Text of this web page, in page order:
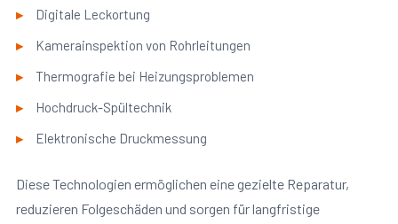
Digitale Leckortung
Kamerainspektion von Rohrleitungen
Thermografie bei Heizungsproblemen
Hochdruck-Spültechnik
Elektronische Druckmessung
Diese Technologien ermöglichen eine gezielte Reparatur,
reduzieren Folgeschäden und sorgen für langfristige